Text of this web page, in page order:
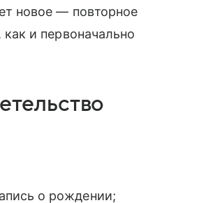
новое — повторное
и первоначально
о рождении;